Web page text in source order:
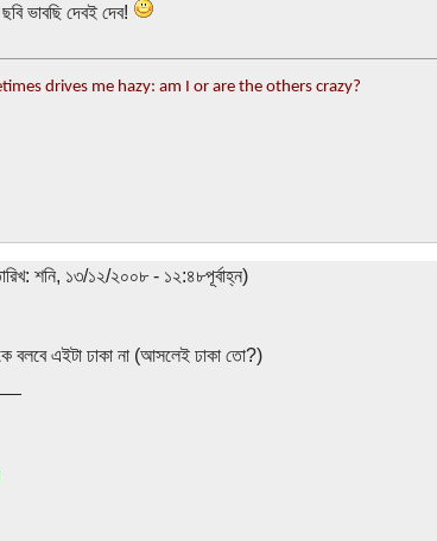
ভাবছি দেবই দেব!
drives me hazy: am I or are the others crazy?
শনি, ১৩/১২/২০০৮ - ১২:৪৮পূর্বাহ্ন)
বলবে এইটা ঢাকা না (আসলেই ঢাকা তো?)